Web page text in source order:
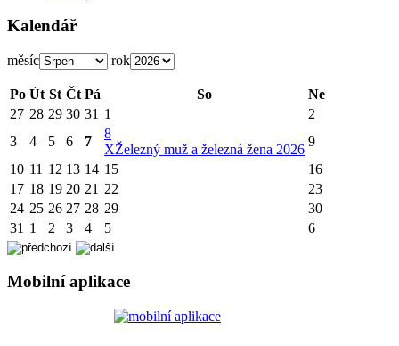
Kalendář
měsíc rok
Po Út St Čt Pá So
Ne
27 28 29 30 31 1
2
3
4 5 6 7
8
XŽelezný muž a železná žena 2026
9
10 11 12 13 14 15
16
17 18 19 20 21 22
23
24 25 26 27 28 29
30
31 1 2 3 4 5 6
Mobilní aplikace